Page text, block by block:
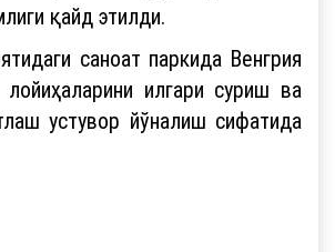
қайд этилди.
саноат паркида Венгрия
лойиҳаларини илгари суриш ва
устувор йўналиш сифатида